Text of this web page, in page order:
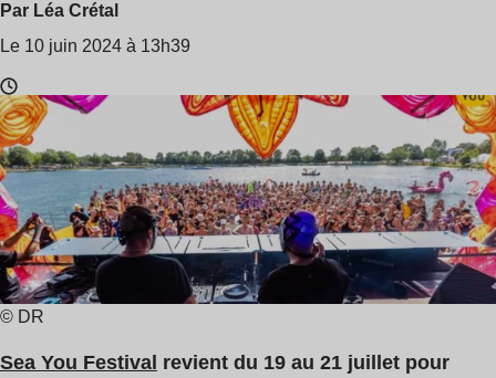
Par Léa Crétal
Le 10 juin 2024 à 13h39
Temps
de
lecture
:
2
min
© DR
Sea You Festival revient du 19 au 21 juillet pour